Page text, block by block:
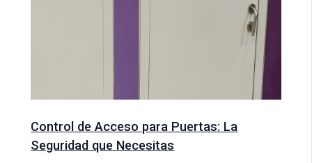
Control de Acceso para Puertas: La
Seguridad que Necesitas